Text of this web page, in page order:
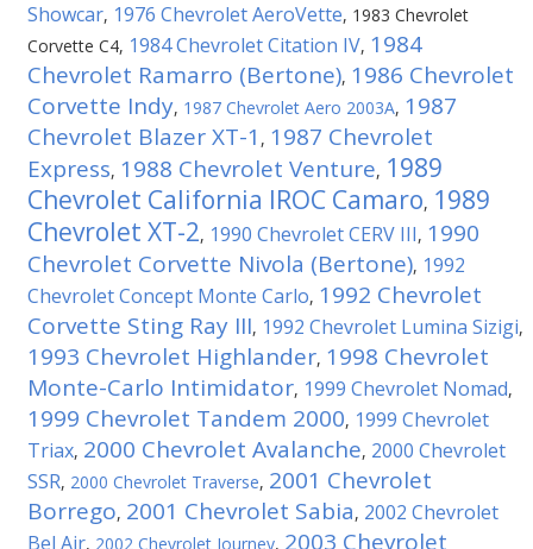
Showcar, 1976 Chevrolet AeroVette, 1983 Chevrolet
Corvette C4, 1984 Chevrolet Citation IV, 1984
Chevrolet Ramarro (Bertone), 1986 Chevrolet
Corvette Indy, 1987 Chevrolet Aero 2003A, 1987
Chevrolet Blazer XT-1 , 1987 Chevrolet
Express, 1988 Chevrolet Venture, 1989
Chevrolet California IROC Camaro, 1989
Chevrolet XT-2, 1990 Chevrolet CERV III, 1990
Chevrolet Corvette Nivola (Bertone), 1992
Chevrolet Concept Monte Carlo, 1992 Chevrolet
Corvette Sting Ray III, 1992 Chevrolet Lumina Sizigi,
1993 Chevrolet Highlander, 1998 Chevrolet
Monte-Carlo Intimidator, 1999 Chevrolet Nomad,
1999 Chevrolet Tandem 2000, 1999 Chevrolet
Triax, 2000 Chevrolet Avalanche, 2000 Chevrolet
SSR, 2000 Chevrolet Traverse, 2001 Chevrolet
Borrego, 2001 Chevrolet Sabia, 2002 Chevrolet
Bel Air, 2002 Chevrolet Journey, 2003 Chevrolet